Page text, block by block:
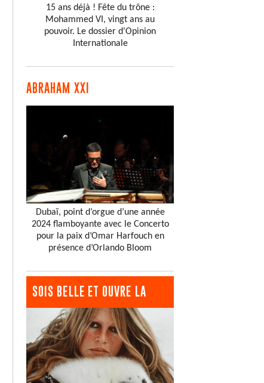
15 ans déjà ! Fête du trône :
Mohammed VI, vingt ans au
pouvoir. Le dossier d'Opinion
Internationale
ABRAHAM XXI
Dubaï, point d’orgue d’une année
2024 flamboyante avec le Concerto
pour la paix d’Omar Harfouch en
présence d’Orlando Bloom
SOIS BELLE ET OUVRE LA